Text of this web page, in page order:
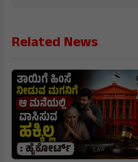
Related News